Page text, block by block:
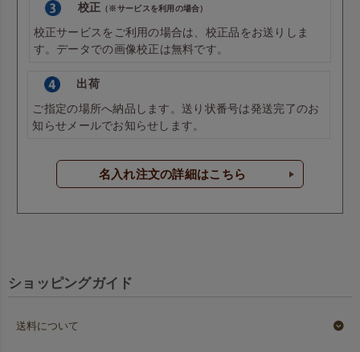
校正 （※サービスを利用の場合）
校正サービスをご利用の場合は、校正品をお送りしま
す。データでの画像校正は無料です。
出荷
ご指定の場所へ納品します。送り状番号は発送完了のお
知らせメールでお知らせします。
名入れ注文の詳細はこちら
ショッピングガイド
送料について